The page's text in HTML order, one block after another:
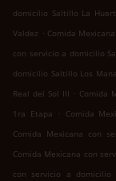
domicilio Saltillo La
Valdez . Comida
con servicio a domicilio
domicilio Saltillo Los
Real del Sol III . Comida
1ra Etapa
. Comida
Comida Mexicana con
Comida Mexicana con
con servicio a domicilio